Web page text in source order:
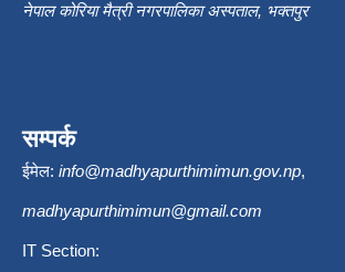
नेपाल कोरिया मैत्री नगरपालिका अस्पताल, भक्तपुर
सम्पर्क
ईमेल: info@madhyapurthimimun.gov.np,
madhyapurthimimun@gmail.com
IT Section: